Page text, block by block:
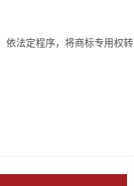
依法定程序，将商标专用权转